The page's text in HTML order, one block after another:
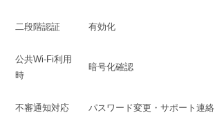
二段階認証 有効化
公共Wi-Fi利用
時
暗号化確認
不審通知対応 パスワード変更・サポート連絡